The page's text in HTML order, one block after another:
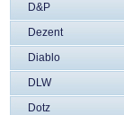
D&P
Dezent
Diablo
DLW
Dotz